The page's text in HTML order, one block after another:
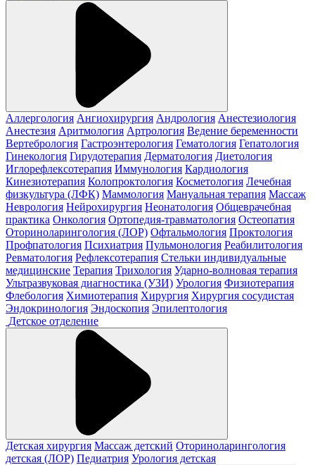
Аллергология Ангиохирургия Андрология Анестезиология
Анестезия Аритмология Артрология Ведение беременности
Вертебрология Гастроэнтерология Гематология Гепатология
Гинекология Гирудотерапия Дерматология Диетология
Иглорефлексотерапия Иммунология Кардиология
Кинезиотерапия Колопроктология Косметология Лечебная
физкультура (ЛФК) Маммология Мануальная терапия Массаж
Неврология Нейрохирургия Неонатология Общеврачебная
практика Онкология Ортопедия-травматология Остеопатия
Оториноларингология (ЛОР) Офтальмология Проктология
Профпатология Психиатрия Пульмонология Реабилитология
Ревматология Рефлексотерапия Стельки индивидуальные
медицинские Терапия Трихология Ударно-волновая терапия
Ультразвуковая диагностика (УЗИ) Урология Физиотерапия
Флебология Химиотерапия Хирургия Хирургия сосудистая
Эндокринология Эндоскопия Эпилептология
Детское отделение
Детская хирургия Массаж детский Оториноларингология
детская (ЛОР) Педиатрия Урология детская